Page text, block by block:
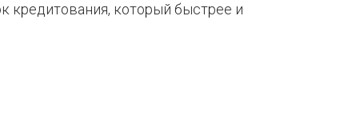
кредитования, который быстрее и